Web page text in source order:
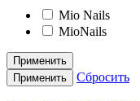
Mio Nails
MioNails
Применить
Применить
Сбросить